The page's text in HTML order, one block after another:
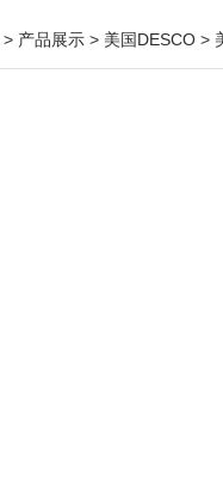
> 产品展示 > 美国DESCO >